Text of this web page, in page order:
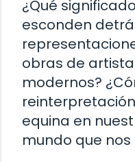
¿Qué
esconden
obras de
modernos?
equina en
mundo que